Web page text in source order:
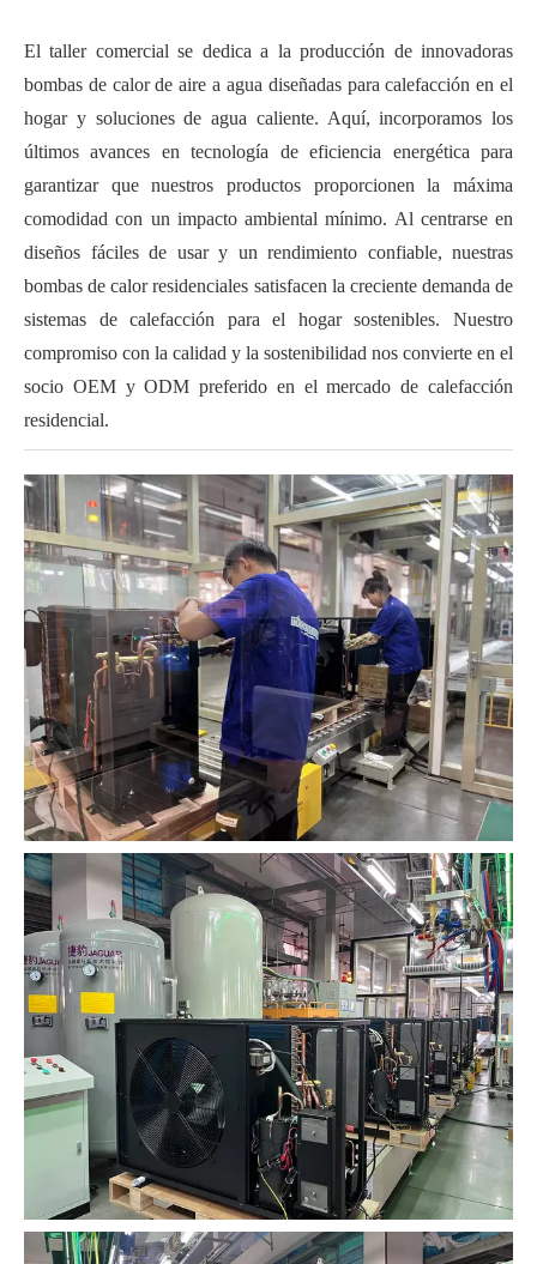
El taller comercial se dedica a la producción de innovadoras
bombas de calor de aire a agua diseñadas para calefacción en el
hogar y soluciones de agua caliente. Aquí, incorporamos los
últimos avances en tecnología de eficiencia energética para
garantizar que nuestros productos proporcionen la máxima
comodidad con un impacto ambiental mínimo. Al centrarse en
diseños fáciles de usar y un rendimiento confiable, nuestras
bombas de calor residenciales satisfacen la creciente demanda de
sistemas de calefacción para el hogar sostenibles. Nuestro
compromiso con la calidad y la sostenibilidad nos convierte en el
socio OEM y ODM preferido en el mercado de calefacción
residencial.